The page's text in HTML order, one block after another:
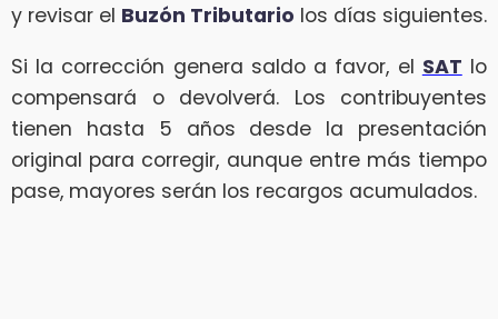
y revisar el Buzón Tributario los días siguientes.
Si la corrección genera saldo a favor, el SAT lo
compensará o devolverá. Los contribuyentes
tienen hasta 5 años desde la presentación
original para corregir, aunque entre más tiempo
pase, mayores serán los recargos acumulados.